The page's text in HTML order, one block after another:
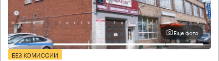
Еще фото
БЕЗ КОМИССИИ